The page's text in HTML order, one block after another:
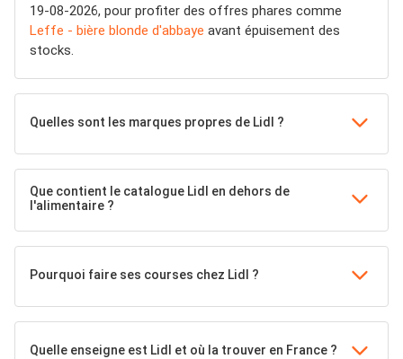
19-08-2026, pour profiter des offres phares comme
Leffe - bière blonde d'abbaye avant épuisement des
stocks.
Quelles sont les marques propres de Lidl ?
Que contient le catalogue Lidl en dehors de
l'alimentaire ?
Pourquoi faire ses courses chez Lidl ?
Quelle enseigne est Lidl et où la trouver en France ?